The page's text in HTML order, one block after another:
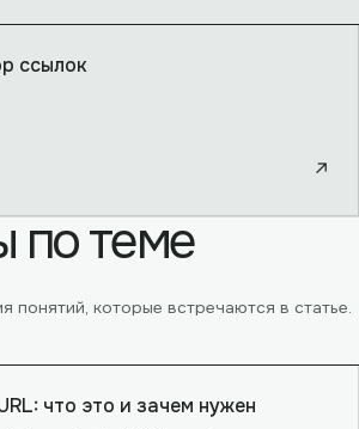
ссылок
↗
по теме
понятий, которые встречаются в статье.
что это и зачем нужен